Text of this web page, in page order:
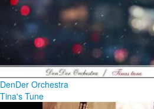
DenDer Orchestra
Tina's Tune